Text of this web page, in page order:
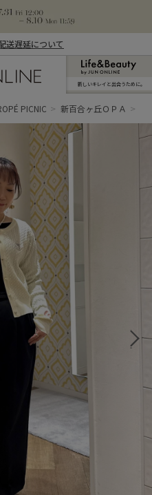
送遅延について
新しいキレイと出合うために。
PICNIC 新百合ヶ丘ＯＰＡ